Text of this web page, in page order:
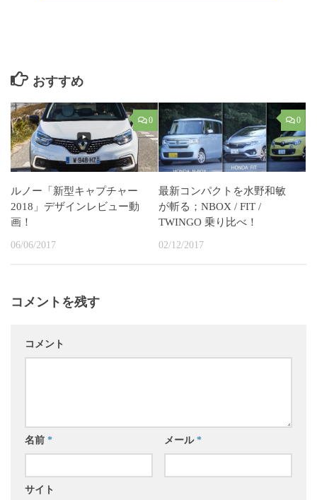
おすすめ
0
ルノー「新型キャプチャー
2018」デザインレビュー動
画！
06/06/2017
0
最新コンパクトを水野和敏
が斬る；NBOX / FIT /
TWINGO 乗り比べ！
02/12/2017
コメントを残す
コメント
名前 * メール *
サイト